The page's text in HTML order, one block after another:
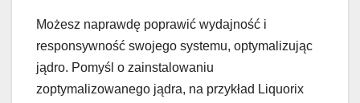
Możesz naprawdę poprawić wydajność i
responsywność swojego systemu, optymalizując
jądro. Pomyśl o zainstalowaniu
zoptymalizowanego jądra, na przykład Liquorix